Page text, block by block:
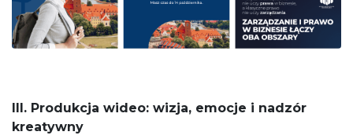
III. Produkcja wideo: wizja, emocje i nadzór
kreatywny